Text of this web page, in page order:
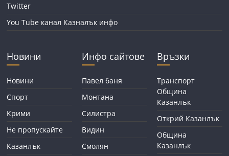
Twitter
You Tube канал Казналък инфо
Новини
Новини
Спорт
Крими
Не пропускайте
Казанлък
Инфо сайтове
Павел баня
Монтана
Силистра
Видин
Смолян
Връзки
Транспорт
Община
Казанлък
Открий Казанлък
Община
Казанлък